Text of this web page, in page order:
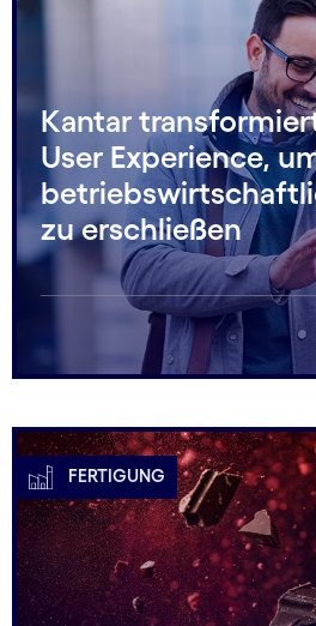
Kantar
User Experience,
zu erschließen
FERTIGUNG